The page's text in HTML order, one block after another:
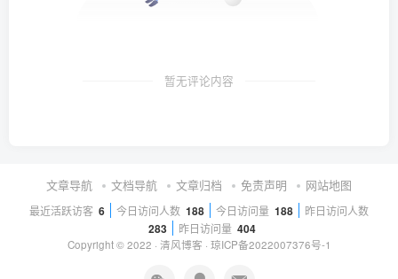
暂无评论内容
文章导航 文档导航 文章归档 免责声明 网站地图
最近活跃访客 6 今日访问人数 188 今日访问量 188 昨日访问人数
283 昨日访问量 404
Copyright © 2022 · 清风博客 · 琼ICP备2022007376号-1